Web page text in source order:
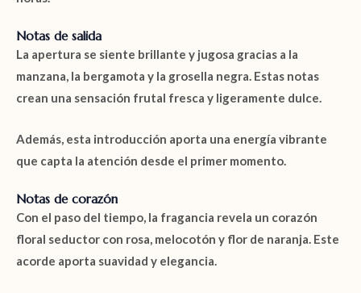
Notas de salida
La apertura se siente brillante y jugosa gracias a la
manzana, la bergamota y la grosella negra. Estas notas
crean una sensación frutal fresca y ligeramente dulce.
Además, esta introducción aporta una energía vibrante
que capta la atención desde el primer momento.
Notas de corazón
Con el paso del tiempo, la fragancia revela un corazón
floral seductor con rosa, melocotón y flor de naranja. Este
acorde aporta suavidad y elegancia.